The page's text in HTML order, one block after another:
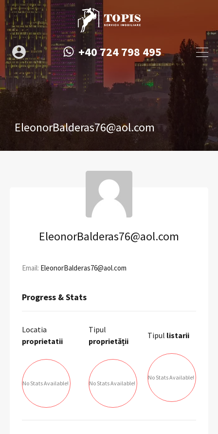
+40 724 798 495
EleonorBalderas76@aol.com
EleonorBalderas76@aol.com
Email: EleonorBalderas76@aol.com
Progress & Stats
Locatia
proprietatii
No Stats Available!
Tipul
proprietății
No Stats Available!
Tipul listarii
No Stats Available!